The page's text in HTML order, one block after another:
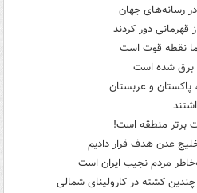
رسانه‌های جهان
قهرمانی دور کردند
ما نقطه قوت است
برق شده است
و عربستان
برتر منطقه است!
عدن هدف قرار دادیم
مردم نجیب ایران است
کشته در کارولینای شمالی